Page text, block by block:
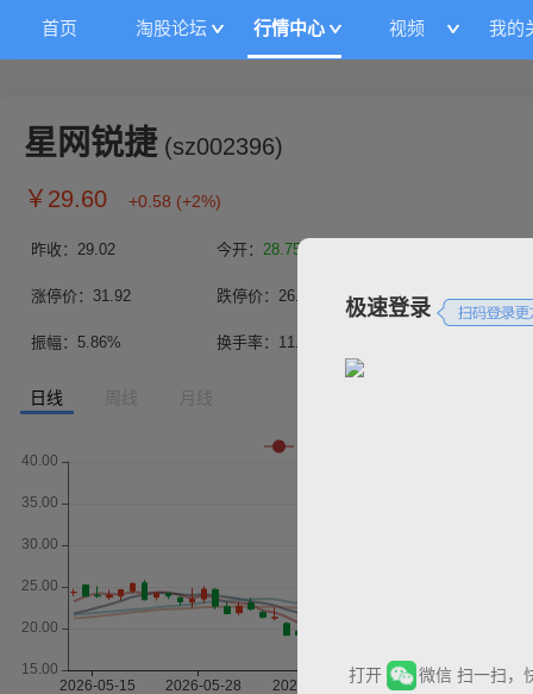
首页 淘股论坛 行情中心 视频 我的
星网锐捷 (sz002396)
￥ 29.60 +0.58 (+2%)
昨收： 29.02 今开： 28.75
涨停价： 31.92 跌停价： 26.12 成交量：89.93万
振幅： 5.86% 换手率： 11.87%
极速登录
打开 微信 扫一扫，